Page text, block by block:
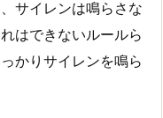
サイレンは鳴らさな
はできないルールら
かりサイレンを鳴ら